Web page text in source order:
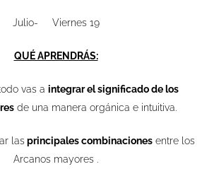
Julio- Viernes 19
QUÉ APRENDRÁS:
vas a integrar el significado de los
de una manera orgánica e intuitiva.
lasprincipales combinacionesentre los
Arcanos mayores .